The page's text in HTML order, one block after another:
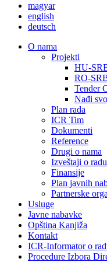
magyar
english
deutsch
О nama
Projekti
HU-
RO-
Tender
Nađi
Plan rada
ICR Tim
Dokumenti
Reference
Drugi o nama
Izveštaji o radu
Finansije
Plan javnih
Partnerske
Usluge
Javne nabavke
Opština Kanjiža
Kontakt
ICR-Informator o
Procedure Izbora